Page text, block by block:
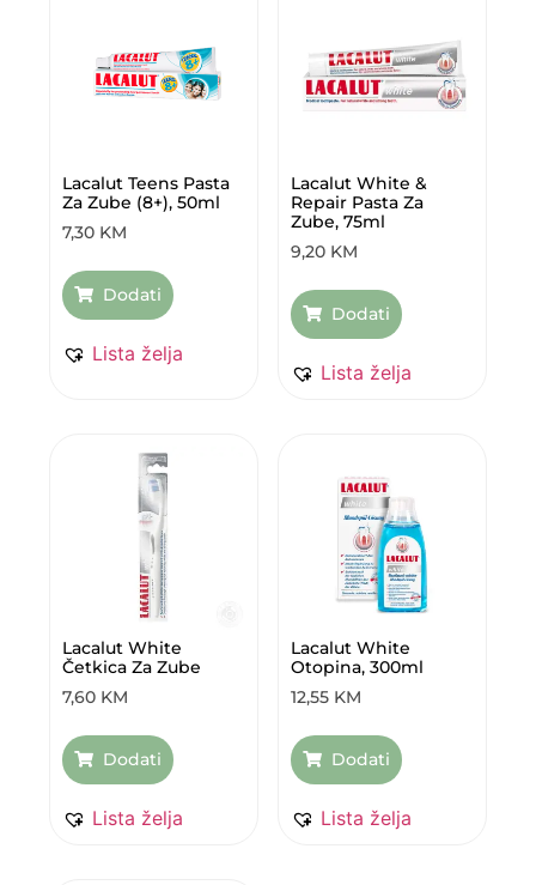
Lacalut Teens Pasta
Za Zube (8+), 50ml
7,30 KM
Dodati
Lista želja
Lacalut White &
Repair Pasta Za
Zube, 75ml
9,20 KM
Dodati
Lista želja
Lacalut White
Četkica Za Zube
7,60 KM
Dodati
Lista želja
Lacalut White
Otopina, 300ml
12,55 KM
Dodati
Lista želja